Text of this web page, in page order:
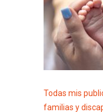
Todas mis
familias y